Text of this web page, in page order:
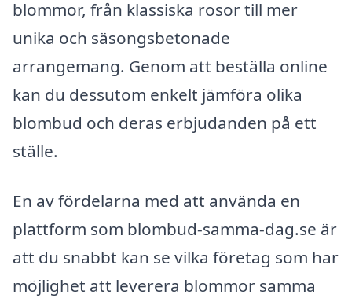
blommor, från klassiska rosor till mer
unika och säsongsbetonade
arrangemang. Genom att beställa online
kan du dessutom enkelt jämföra olika
blombud och deras erbjudanden på ett
ställe.
En av fördelarna med att använda en
plattform som blombud-samma-dag.se är
att du snabbt kan se vilka företag som har
möjlighet att leverera blommor samma